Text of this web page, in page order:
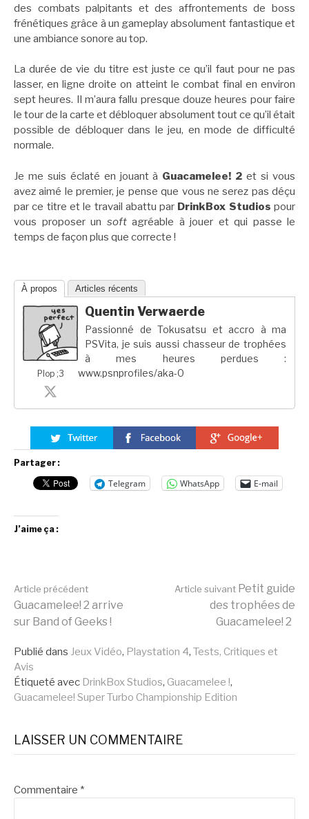
des combats palpitants et des affrontements de boss
frénétiques grâce à un gameplay absolument fantastique et
une ambiance sonore au top.
La durée de vie du titre est juste ce qu’il faut pour ne pas
lasser, en ligne droite on atteint le combat final en environ
sept heures. Il m’aura fallu presque douze heures pour faire
le tour de la carte et débloquer absolument tout ce qu’il était
possible de débloquer dans le jeu, en mode de difficulté
normale.
Je me suis éclaté en jouant à Guacamelee! 2 et si vous
avez aimé le premier, je pense que vous ne serez pas déçu
par ce titre et le travail abattu par DrinkBox Studios pour
vous proposer un softagréable à jouer et qui passe le
temps de façon plus que correcte !
À propos Articles récents
Plop ;3
Quentin Verwaerde
Passionné de Tokusatsu et accro à ma
PSVita, je suis aussi chasseur de trophées
à mes heures perdues :
www.psnprofiles/aka-0
Partager :
Telegram WhatsApp E-mail
J’aime ça :
Lire
la
suite
Article précédent
Guacamelee! 2 arrive
sur Band of Geeks !
Article suivant Petit guide
des trophées de
Guacamelee! 2
Publié dans Jeux Vidéo, Playstation 4, Tests, Critiques et
Avis
Étiqueté avec DrinkBox Studios, Guacamelee !,
Guacamelee! Super Turbo Championship Edition
LAISSER UN COMMENTAIRE
Commentaire *